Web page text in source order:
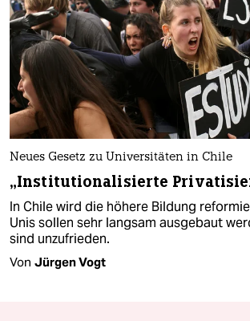
Neues Gesetz zu Universitäten in Chile
„Institutionalisierte
In Chile wird die höhere Bildung
Unis sollen sehr langsam ausgebaut
sind unzufrieden.
Von Jürgen Vogt